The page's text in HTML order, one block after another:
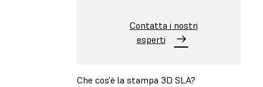
Contatta i nostri
esperti
Che cos'è la stampa 3D SLA?